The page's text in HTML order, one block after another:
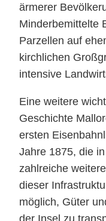
ärmerer
Minderbemittelte
Parzellen auf
kirchlichen
intensive
Eine weitere
Geschichte
ersten
Jahre 1875, die
zahlreiche
dieser
möglich, Güter
der Insel zu